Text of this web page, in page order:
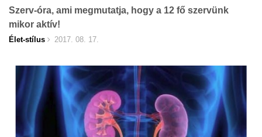
Szerv-óra, ami megmutatja, hogy a 12 fő szervünk
mikor aktív!
Élet-stílus 2017. 08. 17.